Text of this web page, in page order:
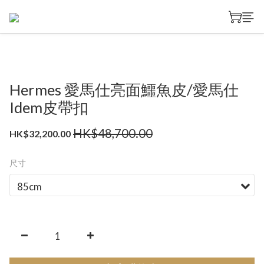
Hermes 愛馬仕亮面鱷魚皮/愛馬仕
Idem皮帶扣
HK$32,200.00 HK$48,700.00
尺寸